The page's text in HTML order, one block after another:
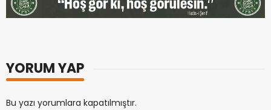
YORUM YAP
Bu yazı yorumlara kapatılmıştır.